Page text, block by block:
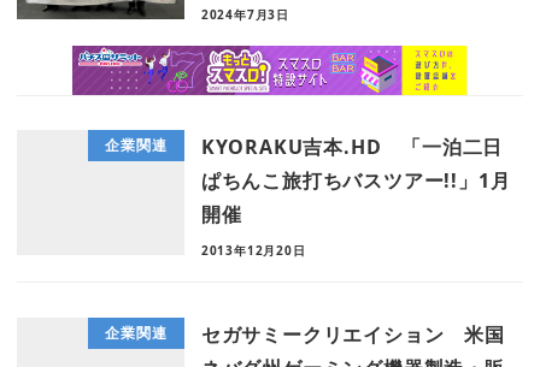
2024年7月3日
企業関連
KYORAKU吉本.HD 「一泊二日
ぱちんこ旅打ちバスツアー!!」1月
開催
2013年12月20日
企業関連
セガサミークリエイション 米国